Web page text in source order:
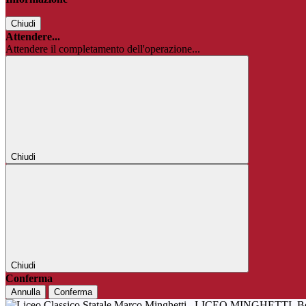
Chiudi
Attendere...
Attendere il completamento dell'operazione...
Chiudi
Chiudi
Conferma
Annulla Conferma